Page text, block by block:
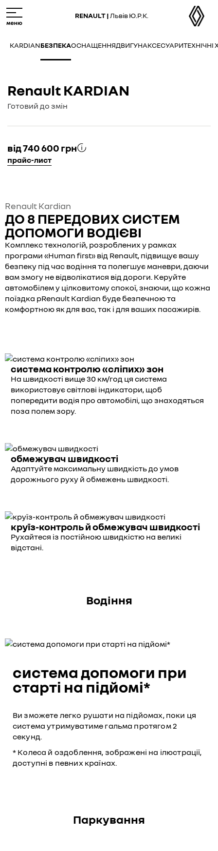
to
main
RENAULT | Львів Ю.Р.К.
KARDIANБЕЗПЕКАОСНАЩЕННЯДВИГУНАКСЕСУАРИ
Renault KARDIAN
Готовий до змін
від 740 600 грн
прайс-лист
Renault Kardian
ДО 8 ПЕРЕДОВИХ СИСТЕМ
ДОПОМОГИ ВОДІЄВІ
Комплекс технологій, розроблених у рамках
програми «Human first» від Renault, підвищує вашу
безпеку під час водіння та полегшує маневри, даючи
вам змогу не відволікатися від дороги. Керуйте
автомобілем у цілковитому спокої, знаючи, що кожна
поїздка pRenault Kardian буде безпечною та
комфортною як для вас, так і для ваших пасажирів.
система контролю «сліпих» зон
На швидкості вище 30 км/год ця система
використовує світлові індикатори, щоб
попередити водія про автомобілі, що знаходяться
поза полем зору.
обмежувач швидкості
Адаптуйте максимальну швидкість до умов
дорожнього руху й обмежень швидкості.
круїз-контроль й обмежувач швидкості
Рухайтеся із постійною швидкістю на великі
відстані.
Водіння
система допомоги при
старті на підйомі*
Ви зможете легко рушати на підйомах, поки ця
система утримуватиме гальма протягом 2
секунд.
* Колеса й оздоблення, зображені на ілюстрації,
доступні в певних країнах.
Паркування